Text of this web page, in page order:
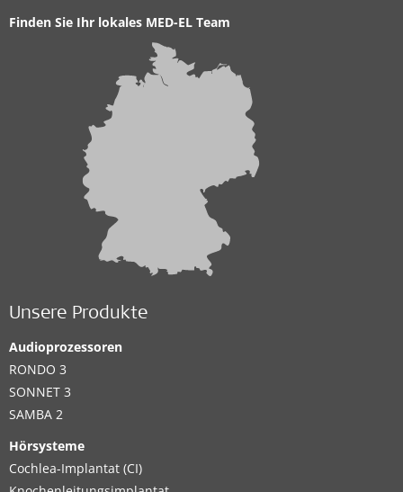
Finden Sie Ihr lokales MED-EL Team
Unsere Produkte
Audioprozessoren
RONDO 3
SONNET 3
SAMBA 2
Hörsysteme
Cochlea-Implantat (CI)